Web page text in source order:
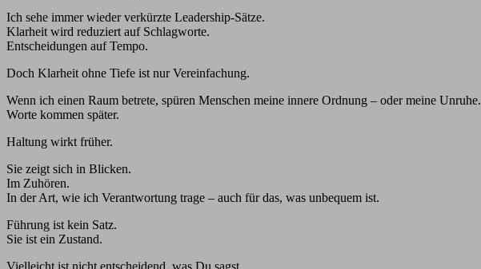
Ich sehe immer wieder verkürzte Leadership-Sätze.
Klarheit wird reduziert auf Schlagworte.
Entscheidungen auf Tempo.
Doch Klarheit ohne Tiefe ist nur Vereinfachung.
Wenn ich einen Raum betrete, spüren Menschen meine innere Ordnung – oder meine Unruhe.
Worte kommen später.
Haltung wirkt früher.
Sie zeigt sich in Blicken.
Im Zuhören.
In der Art, wie ich Verantwortung trage – auch für das, was unbequem ist.
Führung ist kein Satz.
Sie ist ein Zustand.
Vielleicht ist nicht entscheidend, was Du sagst.